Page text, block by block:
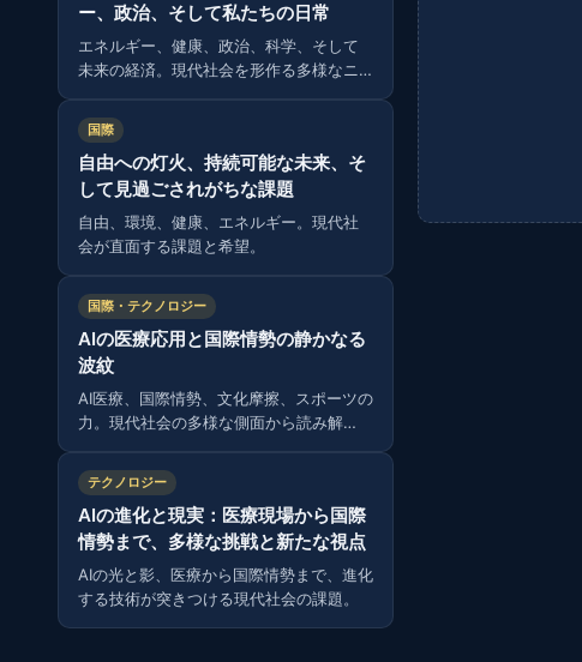
ー、政治、そして私たちの日常
エネルギー、健康、政治、科学、そして
未来の経済。現代社会を形作る多様なニ
点。
国際
自由への灯火、持続可能な未来、そ
して見過ごされがちな課題
自由、環境、健康、エネルギー。現代社
会が直面する課題と希望。
国際・テクノロジー
AIの医療応用と国際情勢の静かなる
波紋
AI医療、国際情勢、文化摩擦、スポーツの
力。現代社会の多様な側面から読み解
テクノロジー
AIの進化と現実：医療現場から国際
情勢まで、多様な挑戦と新たな視点
AIの光と影、医療から国際情勢まで、進化
する技術が突きつける現代社会の課題。